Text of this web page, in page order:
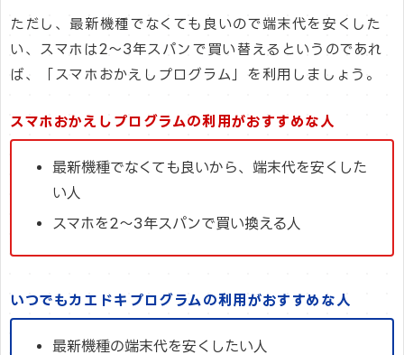
ただし、最新機種でなくても良いので端末代を安くした
い、スマホは2〜3年スパンで買い替えるというのであれ
ば、「スマホおかえしプログラム」を利用しましょう。
スマホおかえしプログラムの利用がおすすめな人
最新機種でなくても良いから、端末代を安くした
い人
スマホを2～3年スパンで買い換える人
いつでもカエドキプログラムの利用がおすすめな人
最新機種の端末代を安くしたい人